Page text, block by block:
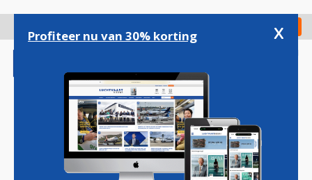
gaan
Check in
Magazine Podcasts Vacatures
Profiteer nu van 30% korting x